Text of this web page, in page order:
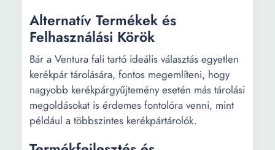
Alternatív Termékek és
Felhasználási Körök
Bár a Ventura fali tartó ideális választás egyetlen
kerékpár tárolására, fontos megemlíteni, hogy
nagyobb kerékpárgyűjtemény esetén más tárolási
megoldásokat is érdemes fontolóra venni, mint
például a többszintes kerékpártárolók.